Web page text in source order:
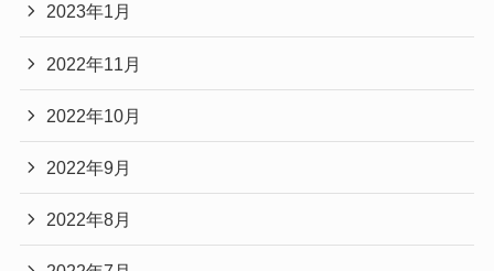
2023年1月
2022年11月
2022年10月
2022年9月
2022年8月